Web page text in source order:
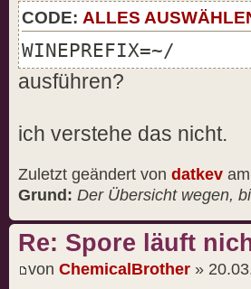
CODE: ALLES
WINEPREFIX=~/
ausführen?
ich verstehe das nicht.
Zuletzt geändert von datkev
Grund: Der Übersicht wegen,
Re: Spore läuft
von ChemicalBrother »